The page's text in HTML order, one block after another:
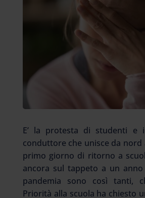
E’ la protesta di studenti e
conduttore che unisce da nord
primo giorno di ritorno a
ancora sul tappeto a un anno
pandemia sono così tanti,
Priorità alla scuola ha chiesto